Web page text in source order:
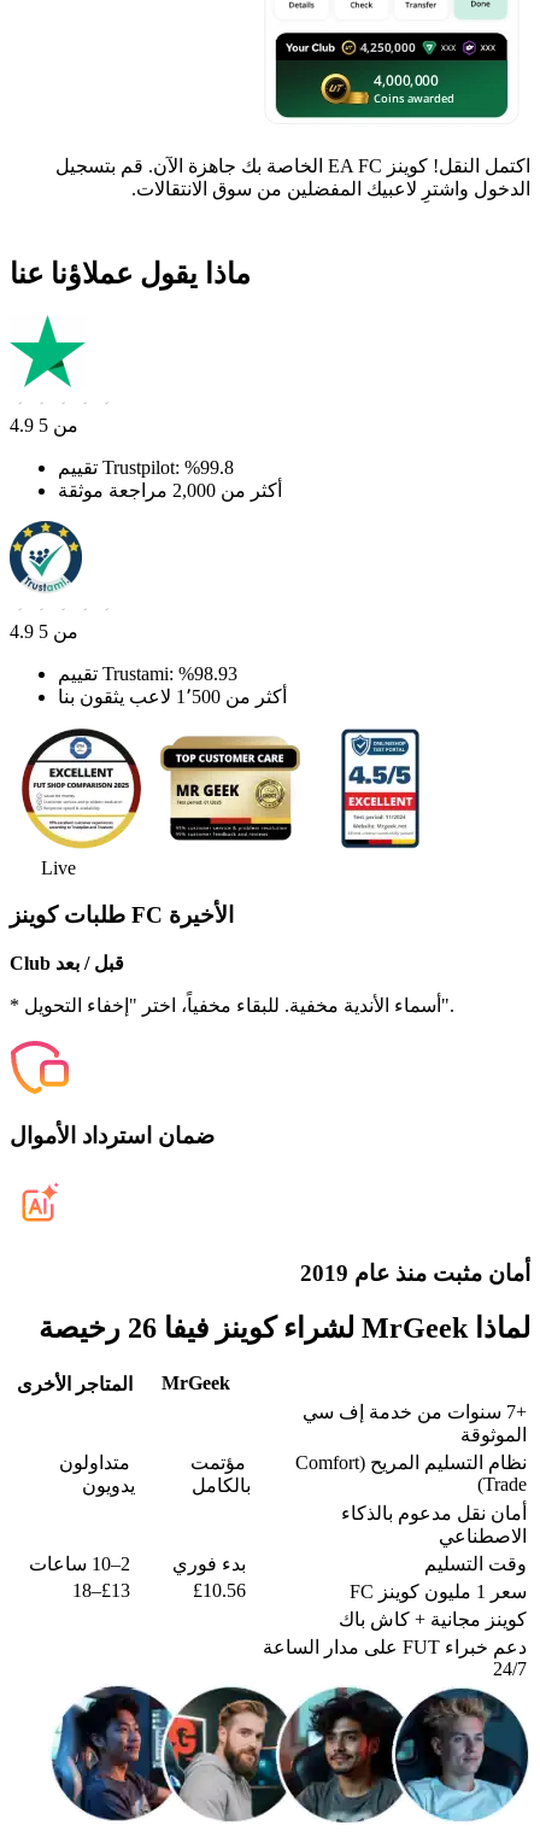
اكتمل النقل! كوينز EA FC الخاصة بك جاهزة الآن. قم بتسجيل
الدخول واشترِ لاعبيك المفضلين من سوق الانتقالات.
ماذا يقول عملاؤنا عنا
4.9 من 5
تقييم Trustpilot: ‎%99.8
أكثر من 2,000 مراجعة موثقة
4.9 من 5
تقييم Trustami: ‎%98.93
أكثر من 1٬500 لاعب يثقون بنا
Live
طلبات كوينز FC الأخيرة
Club قبل / بعد
* أسماء الأندية مخفية. للبقاء مخفياً، اختر "إخفاء التحويل".
ضمان استرداد الأموال
أمان مثبت منذ عام 2019
لماذا MrGeek لشراء كوينز فيفا 26 رخيصة
MrGeek
المتاجر الأخرى
+7 سنوات من خدمة إف سي
الموثوقة
نظام التسليم المريح (Comfort
Trade)
مؤتمت
بالكامل
متداولون
يدويون
أمان نقل مدعوم بالذكاء
الاصطناعي
وقت التسليم
بدء فوري
سعر 1 مليون كوينز FC
كوينز مجانية + كاش باك
دعم خبراء FUT على مدار الساعة
24/7